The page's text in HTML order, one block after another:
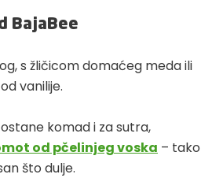
BajaBee
s žličicom domaćeg meda ili
vanilije.
komad i za sutra,
od pčelinjeg voska – tako
što dulje.